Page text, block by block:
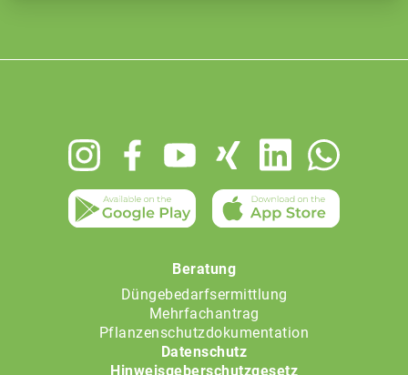
Beratung
Düngebedarfsermittlung
Mehrfachantrag
Pflanzenschutzdokumentation
Datenschutz
Hinweisgeberschutzgesetz